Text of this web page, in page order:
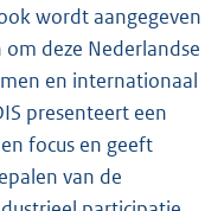
wordt aangegeven
deze Nederlandse
en internationaal
presenteert een
focus en geeft
van de